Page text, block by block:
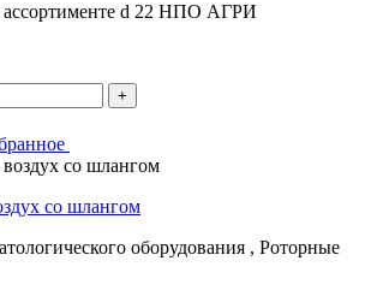
ассортименте d 22 НПО АГРИ
+
со шлангом
оборудования , Роторные